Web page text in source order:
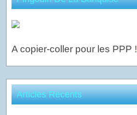
A copier-coller pour les PPP !
Articles Récents